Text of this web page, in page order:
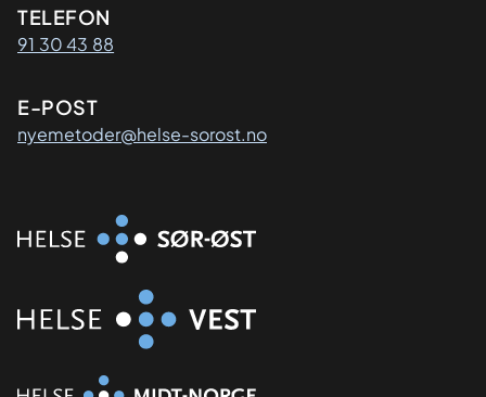
Kontaktinformasjon
TELEFON
91 30 43 88
E-POST
nyemetoder@helse-sorost.no
Organisasjon